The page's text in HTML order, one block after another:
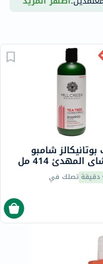
شامبو
المهدئ 414 مل
تصلك في